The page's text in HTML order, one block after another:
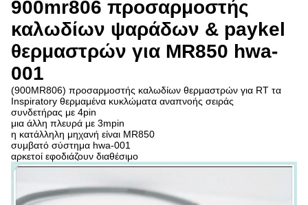
900mr806 προσαρμοστής
καλωδίων ψαράδων & paykel
θερμαστρών για MR850 hwa-
001
(900MR806) προσαρμοστής καλωδίων θερμαστρών για RT τα
Inspiratory θερμαμένα κυκλώματα αναπνοής σειράς
συνδετήρας με 4pin
μια άλλη πλευρά με 3mpin
η κατάλληλη μηχανή είναι MR850
συμβατό σύστημα hwa-001
αρκετοί εφοδιάζουν διαθέσιμο